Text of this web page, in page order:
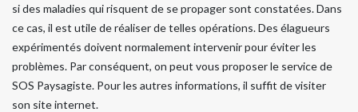
si des maladies qui risquent de se propager sont constatées. Dans
ce cas, il est utile de réaliser de telles opérations. Des élagueurs
expérimentés doivent normalement intervenir pour éviter les
problèmes. Par conséquent, on peut vous proposer le service de
SOS Paysagiste. Pour les autres informations, il suffit de visiter
son site internet.